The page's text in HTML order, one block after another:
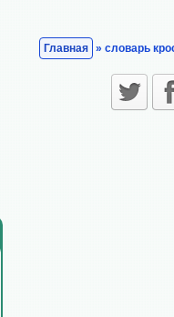
Главная » словарь